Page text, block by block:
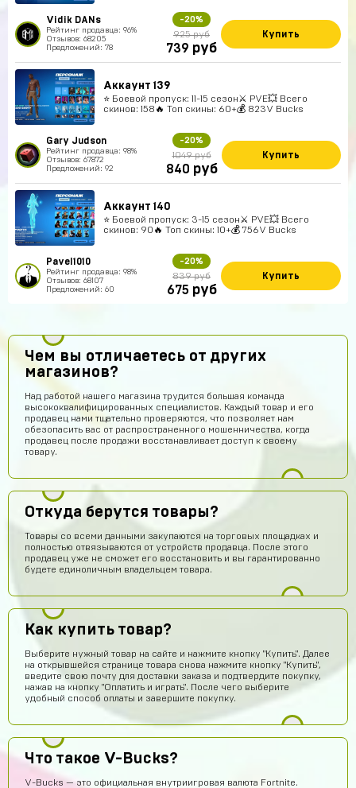
Vidik DANs
Рейтинг продавца: 96%
Отзывов: 68205
Предложений: 78
-20%
925 руб
739 руб
Купить
Аккаунт 139
⭐️ Боевой пропуск: 11-15 сезон⚔️ PVE💥 Всего
скинов: 158🔥 Топ скины: 60+💰 823V Bucks
Gary Judson
Рейтинг продавца: 98%
Отзывов: 67872
Предложений: 92
-20%
1049 руб
840 руб
Купить
Аккаунт 140
⭐️ Боевой пропуск: 3-15 сезон⚔️ PVE💥 Всего
скинов: 90🔥 Топ скины: 10+💰 756V Bucks
Pavel1010
Рейтинг продавца: 98%
Отзывов: 68107
Предложений: 60
-20%
839 руб
675 руб
Купить
Чем вы отличаетесь от других
магазинов?
Над работой нашего магазина трудится большая команда
высококвалифицированных специалистов. Каждый товар и его
продавец нами тщательно проверяются, что позволяет нам
обезопасить вас от распространенного мошенничества, когда
продавец после продажи восстанавливает доступ к своему
товару.
Откуда берутся товары?
Товары со всеми данными закупаются на торговых площадках и
полностью отвязываются от устройств продавца. После этого
продавец уже не сможет его восстановить и вы гарантированно
будете единоличным владельцем товара.
Как купить товар?
Выберите нужный товар на сайте и нажмите кнопку "Купить". Далее
на открывшейся странице товара снова нажмите кнопку "Купить",
введите свою почту для доставки заказа и подтвердите покупку,
нажав на кнопку "Оплатить и играть". После чего выберите
удобный способ оплаты и завершите покупку.
Что такое V-Bucks?
V-Bucks — это официальная внутриигровая валюта Fortnite.
Даниил Шафиев
Нурмухаммед Муканов 14 часов назад
Промок од на гемы получил!!! Буду покупать еще
Степан Измайлов
Илья Хакерович